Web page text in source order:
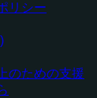
リシー
のための支援